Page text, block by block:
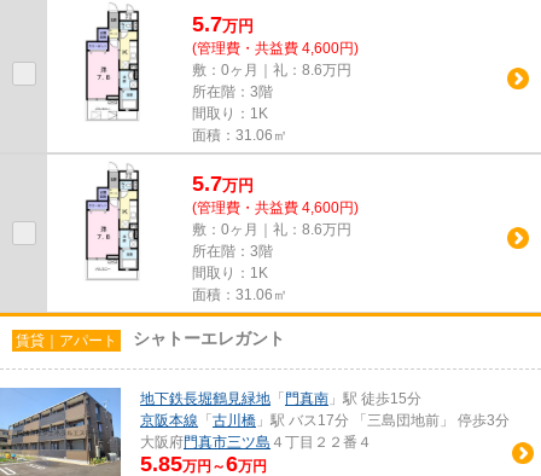
5.7万円
(管理費・共益費 4,600円)
敷：0ヶ月｜礼：8.6万円
所在階：3階
間取り：1K
面積：31.06㎡
5.7万円
(管理費・共益費 4,600円)
敷：0ヶ月｜礼：8.6万円
所在階：3階
間取り：1K
面積：31.06㎡
賃貸｜アパート シャトーエレガント
地下鉄長堀鶴見緑地 「 門真南 」駅 徒歩15分
京阪本線 「 古川橋 」駅 バス17分 「三島団地前」 停歩3分
大阪府門真市三ツ島 ４丁目２２番４
5.85万円～6万円